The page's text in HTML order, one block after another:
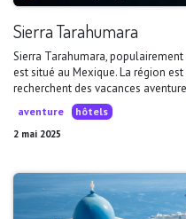
Sierra Tarahumara
Sierra Tarahumara,
est situé au Mexique. La région
recherchent des vacances
aventure
hôtels
2 mai 2025